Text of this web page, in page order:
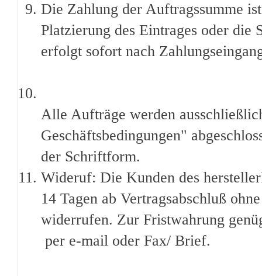
Die Zahlung der Auftragssumme
Platzierung des Eintrages oder die
erfolgt sofort nach
Alle Aufträge werden
Geschäftsbedingungen"
der Schriftform.
Wideruf: Die Kunden des
14 Tagen ab Vertragsabschluß
widerrufen. Zur Fristwahrung
per e-mail oder Fax/ Brief.